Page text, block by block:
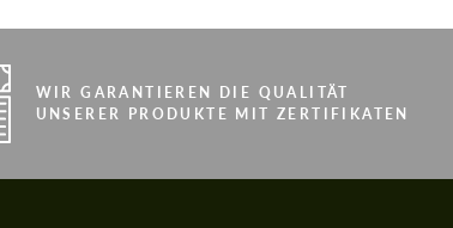
WIR GARANTIEREN DIE QUALITÄT
UNSERER PRODUKTE MIT ZERTIFIKATEN